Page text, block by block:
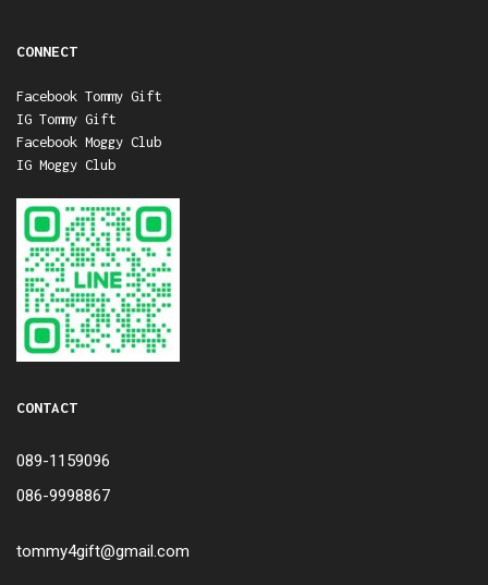
CONNECT
Facebook Tommy Gift
IG Tommy Gift
Facebook Moggy Club
IG Moggy Club
CONTACT
089-1159096
086-9998867
tommy4gift@gmail.com